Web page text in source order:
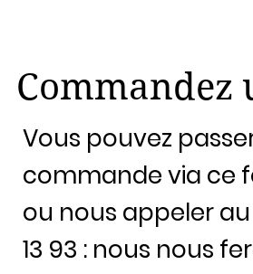
Commandez
Vous pouvez
commande via ce
ou nous appeler au
13 93 : nous nous